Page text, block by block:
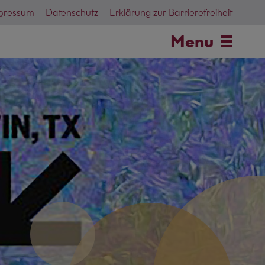
Datenschutz Erklärung zur Barrierefreiheit
Menu